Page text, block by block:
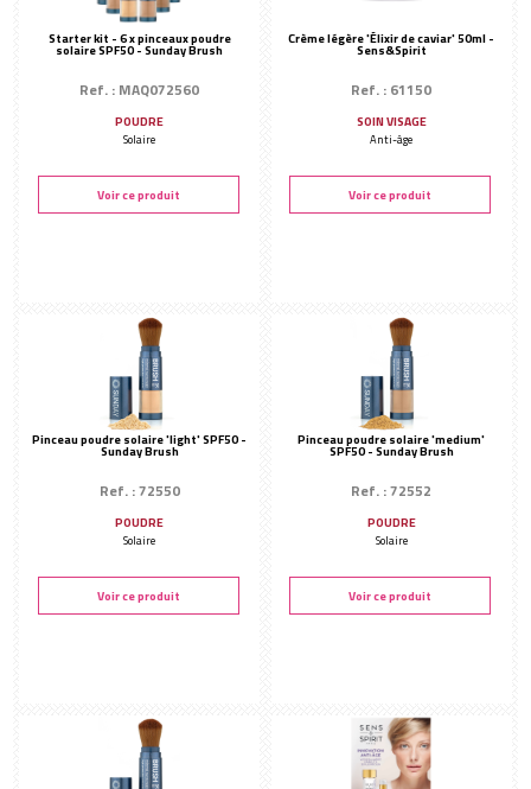
Starter kit - 6 x pinceaux poudre
solaire SPF50 - Sunday Brush
Ref. : MAQ072560
POUDRE
Solaire
Voir ce produit
Crème légère 'Élixir de caviar' 50ml -
Sens&Spirit
Ref. : 61150
SOIN VISAGE
Anti-âge
Voir ce produit
Pinceau poudre solaire 'light' SPF50 -
Sunday Brush
Ref. : 72550
POUDRE
Solaire
Voir ce produit
Pinceau poudre solaire 'medium'
SPF50 - Sunday Brush
Ref. : 72552
POUDRE
Solaire
Voir ce produit